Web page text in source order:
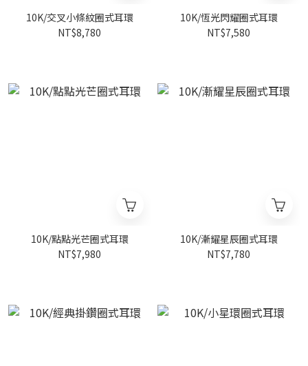
10K/交叉小條紋圈式耳環
NT$8,780
10K/恆光閃耀圈式耳環
NT$7,580
10K/點點光芒圈式耳環
NT$7,980
10K/漸耀星辰圈式耳環
NT$7,780